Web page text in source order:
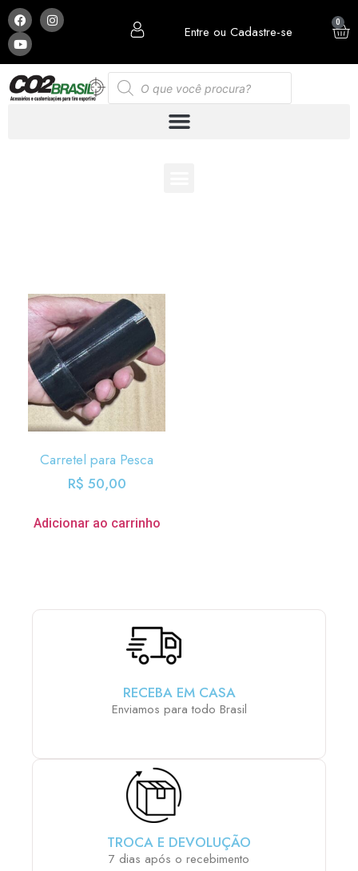
Entre ou Cadastre-se
0
Carretel para Pesca
R$ 50,00
Adicionar ao carrinho
RECEBA EM CASA
Enviamos para todo Brasil
TROCA E DEVOLUÇÃO
7 dias após o recebimento